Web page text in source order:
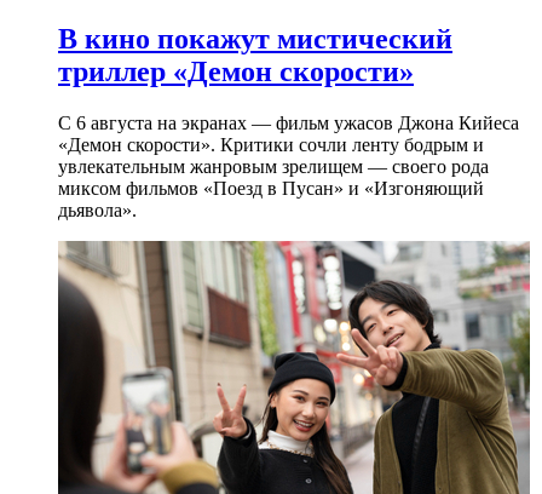
В кино покажут мистический
триллер «Демон скорости»
С 6 августа на экранах — фильм ужасов Джона Кийеса
«Демон скорости». Критики сочли ленту бодрым и
увлекательным жанровым зрелищeм — своего рода
миксом фильмов «Поезд в Пусан» и «Изгоняющий
дьявола».